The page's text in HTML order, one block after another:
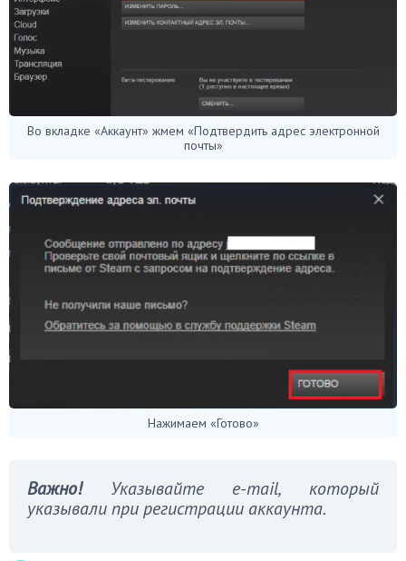
Во вкладке «Аккаунт» жмем «Подтвердить адрес электронной
почты»
Нажимаем «Готово»
Важно!Указывайте e-mail, который
указывали при регистрации аккаунта.